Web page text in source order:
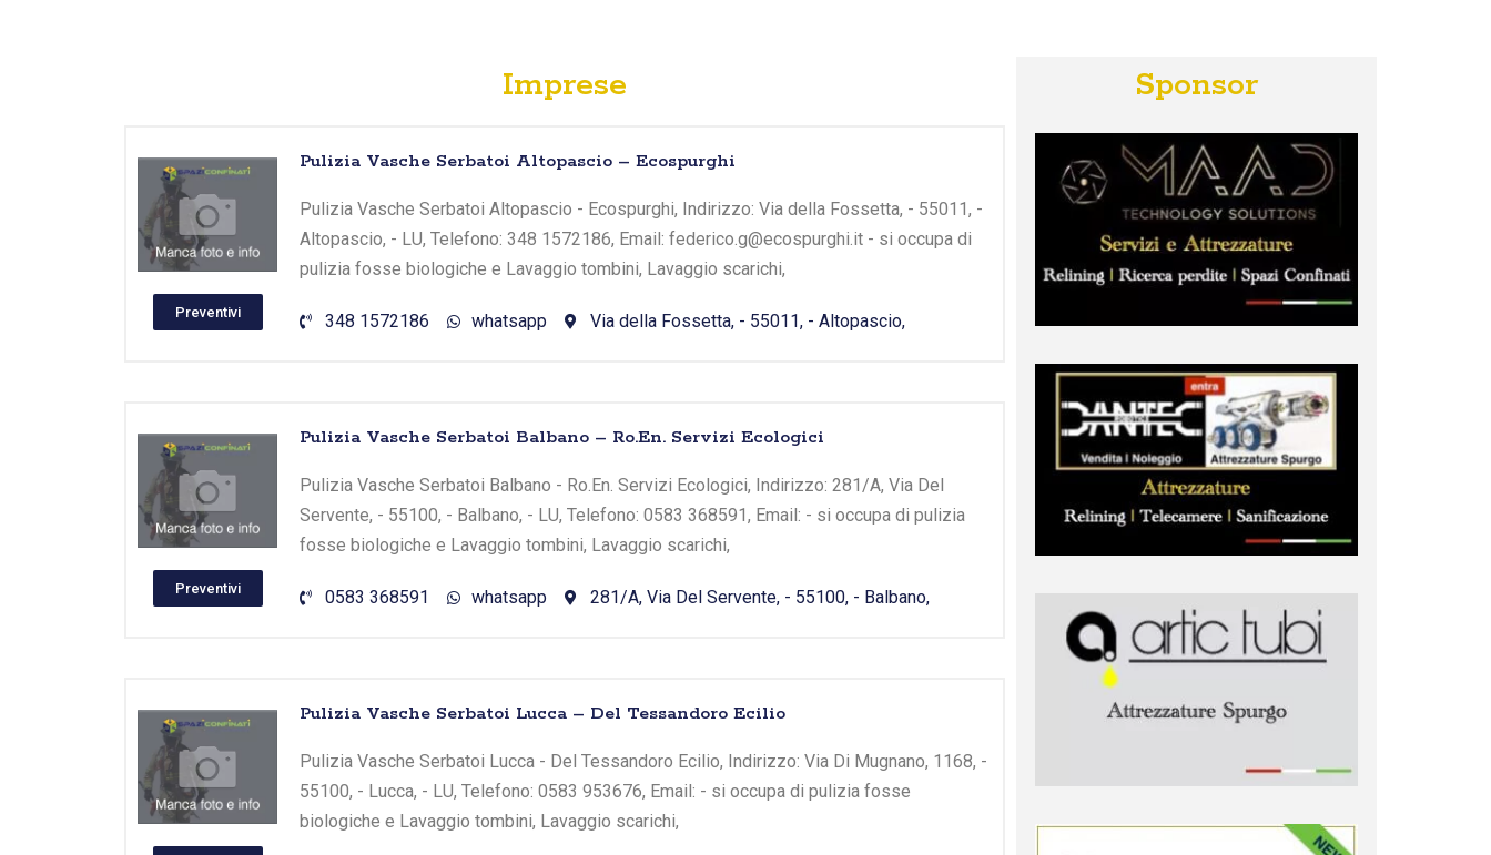
Imprese
Preventivi
Pulizia Vasche Serbatoi Altopascio – Ecospurghi
Pulizia Vasche Serbatoi Altopascio - Ecospurghi, Indirizzo: Via della Fossetta, - 55011, -
Altopascio, - LU, Telefono: 348 1572186, Email: federico.g@ecospurghi.it - si occupa di
pulizia fosse biologiche e Lavaggio tombini, Lavaggio scarichi,
348 1572186 whatsapp Via della Fossetta, - 55011, - Altopascio,
Preventivi
Pulizia Vasche Serbatoi Balbano – Ro.En. Servizi Ecologici
Pulizia Vasche Serbatoi Balbano - Ro.En. Servizi Ecologici, Indirizzo: 281/A, Via Del
Servente, - 55100, - Balbano, - LU, Telefono: 0583 368591, Email: - si occupa di pulizia
fosse biologiche e Lavaggio tombini, Lavaggio scarichi,
0583 368591 whatsapp 281/A, Via Del Servente, - 55100, - Balbano,
Pulizia Vasche Serbatoi Lucca – Del Tessandoro Ecilio
Pulizia Vasche Serbatoi Lucca - Del Tessandoro Ecilio, Indirizzo: Via Di Mugnano, 1168, -
55100, - Lucca, - LU, Telefono: 0583 953676, Email: - si occupa di pulizia fosse
biologiche e Lavaggio tombini, Lavaggio scarichi,
Sponsor